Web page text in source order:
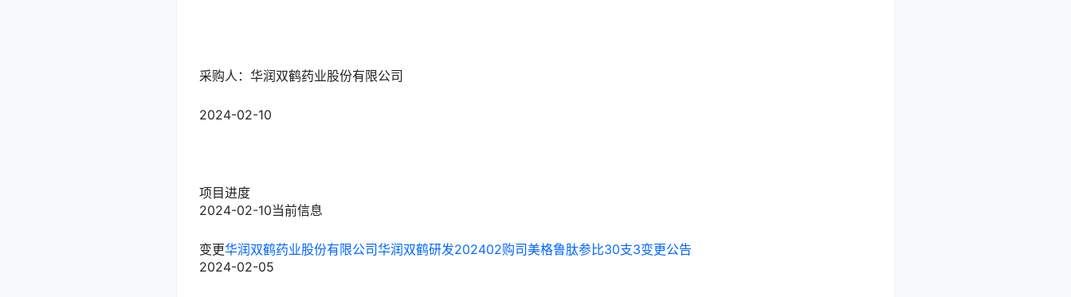
采购人：华润双鹤药业股份有限公司
2024-02-10
项目进度
2024-02-10当前信息
变更华润双鹤药业股份有限公司华润双鹤研发202402购司美格鲁肽参比30支3变更公告
2024-02-05